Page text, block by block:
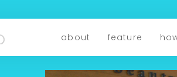
about feature